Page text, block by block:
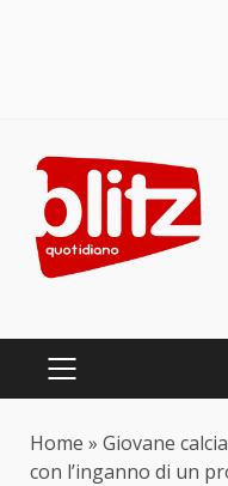
content
PRIMARY
Home » Giovane
con l’inganno di un